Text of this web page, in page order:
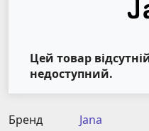
Цей товар
недоступний.
Бренд
Jana